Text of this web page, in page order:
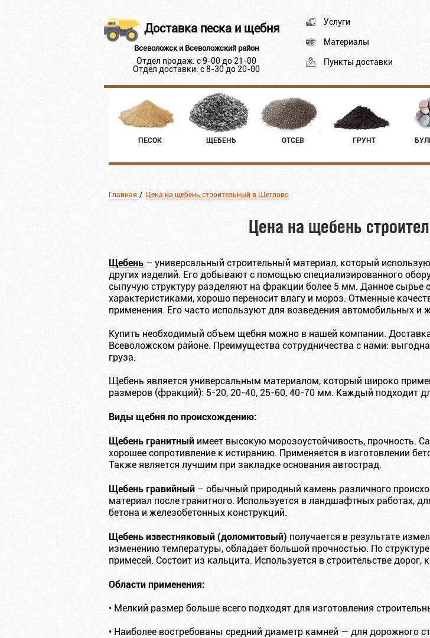
Доставка песка и щебня
Всеволожск и Всеволожский район
Отдел продаж: с 9-00 до 21-00
Отдел доставки: с 8-30 до 20-00
Услуги
Материалы
Пункты доставки
ПЕСОК ЩЕБЕНЬ ОТСЕВ ГРУНТ
Главная / Цена на щебень строительный в Щеглово
Цена на щебень
Щебень – универсальный строительный материал, который
других изделий. Его добывают с помощью специализированного
сыпучую структуру разделяют на фракции более 5 мм. Данное
характеристиками, хорошо переносит влагу и мороз. Отменные
применения. Его часто используют для возведения автомобильных и
Купить необходимый объем щебня можно в нашей компании.
Всеволожском районе. Преимущества сотрудничества с нами:
груза.
Щебень является универсальным материалом, который широко
размеров (фракций): 5-20, 20-40, 25-60, 40-70 мм. Каждый подходит
Виды щебня по происхождению:
Щебень гранитный имеет высокую морозоустойчивость, прочность.
хорошее сопротивление к истиранию. Применяется в изготовлении
Также является лучшим при закладке основания автострад.
Щебень гравийный – обычный природный камень различного
материал после гранитного. Используется в ландшафтных работах,
бетона и железобетонных конструкций.
Щебень известняковый (доломитовый) получается в результате
изменению температуры, обладает большой прочностью. По
примесей. Состоит из кальцита. Используется в строительстве
Области применения:
• Мелкий размер больше всего подходят для изготовления
• Наиболее востребованы средний диаметр камней — для дорожного